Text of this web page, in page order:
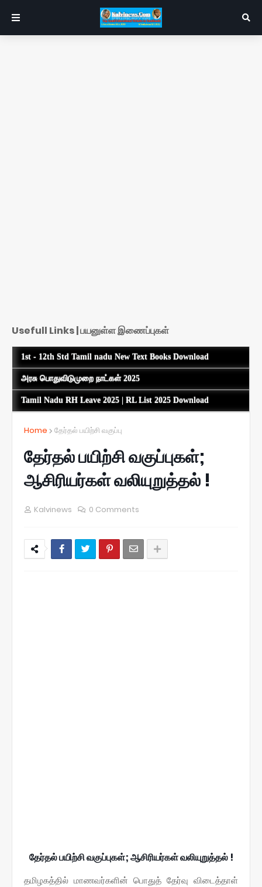
Usefull Links | பயனுள்ள இணைப்புகள்
1st - 12th Std Tamil nadu New Text Books Download
அரசு பொதுவிடுமுறை நாட்கள் 2025
Tamil Nadu RH Leave 2025 | RL List 2025 Download
Home தேர்தல் பயிற்சி வகுப்பு
தேர்தல் பயிற்சி வகுப்புகள்;
ஆசிரியர்கள் வலியுறுத்தல் !
Kalvinews 0 Comments
தேர்தல் பயிற்சி வகுப்புகள்; ஆசிரியர்கள் வலியுறுத்தல் !
தமிழகத்தில் மாணவர்களின் பொதுத் தேர்வு விடைத்தாள்